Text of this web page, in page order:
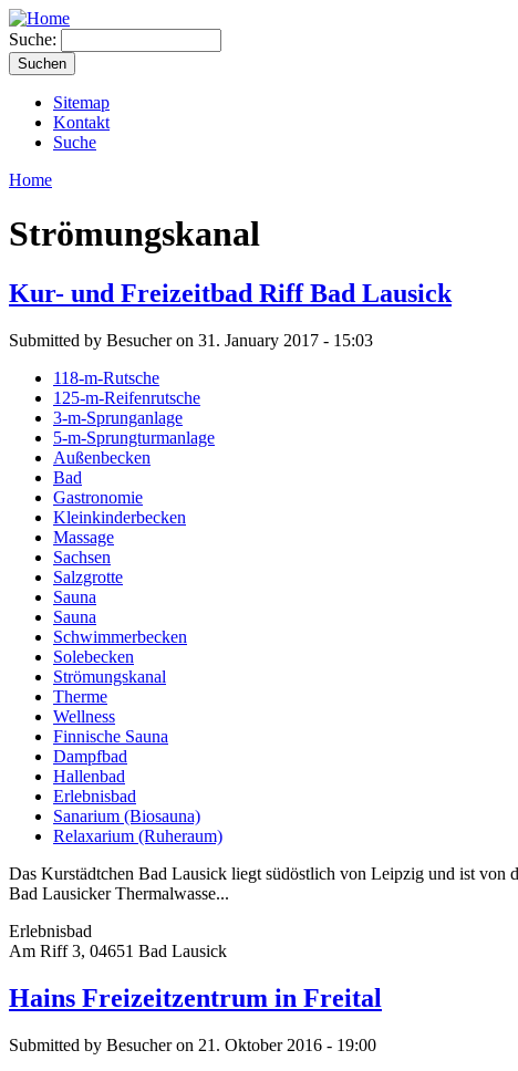
Suche:
Sitemap
Kontakt
Suche
Home
Strömungskanal
Kur- und Freizeitbad Riff Bad Lausick
Submitted by Besucher on 31. January 2017 - 15:03
118-m-Rutsche
125-m-Reifenrutsche
3-m-Sprunganlage
5-m-Sprungturmanlage
Außenbecken
Bad
Gastronomie
Kleinkinderbecken
Massage
Sachsen
Salzgrotte
Sauna
Sauna
Schwimmerbecken
Solebecken
Strömungskanal
Therme
Wellness
Finnische Sauna
Dampfbad
Hallenbad
Erlebnisbad
Sanarium (Biosauna)
Relaxarium (Ruheraum)
Das Kurstädtchen Bad Lausick liegt südöstlich von Leipzig und ist von
Bad Lausicker Thermalwasse...
Erlebnisbad
Am Riff 3, 04651 Bad Lausick
Hains Freizeitzentrum in Freital
Submitted by Besucher on 21. Oktober 2016 - 19:00